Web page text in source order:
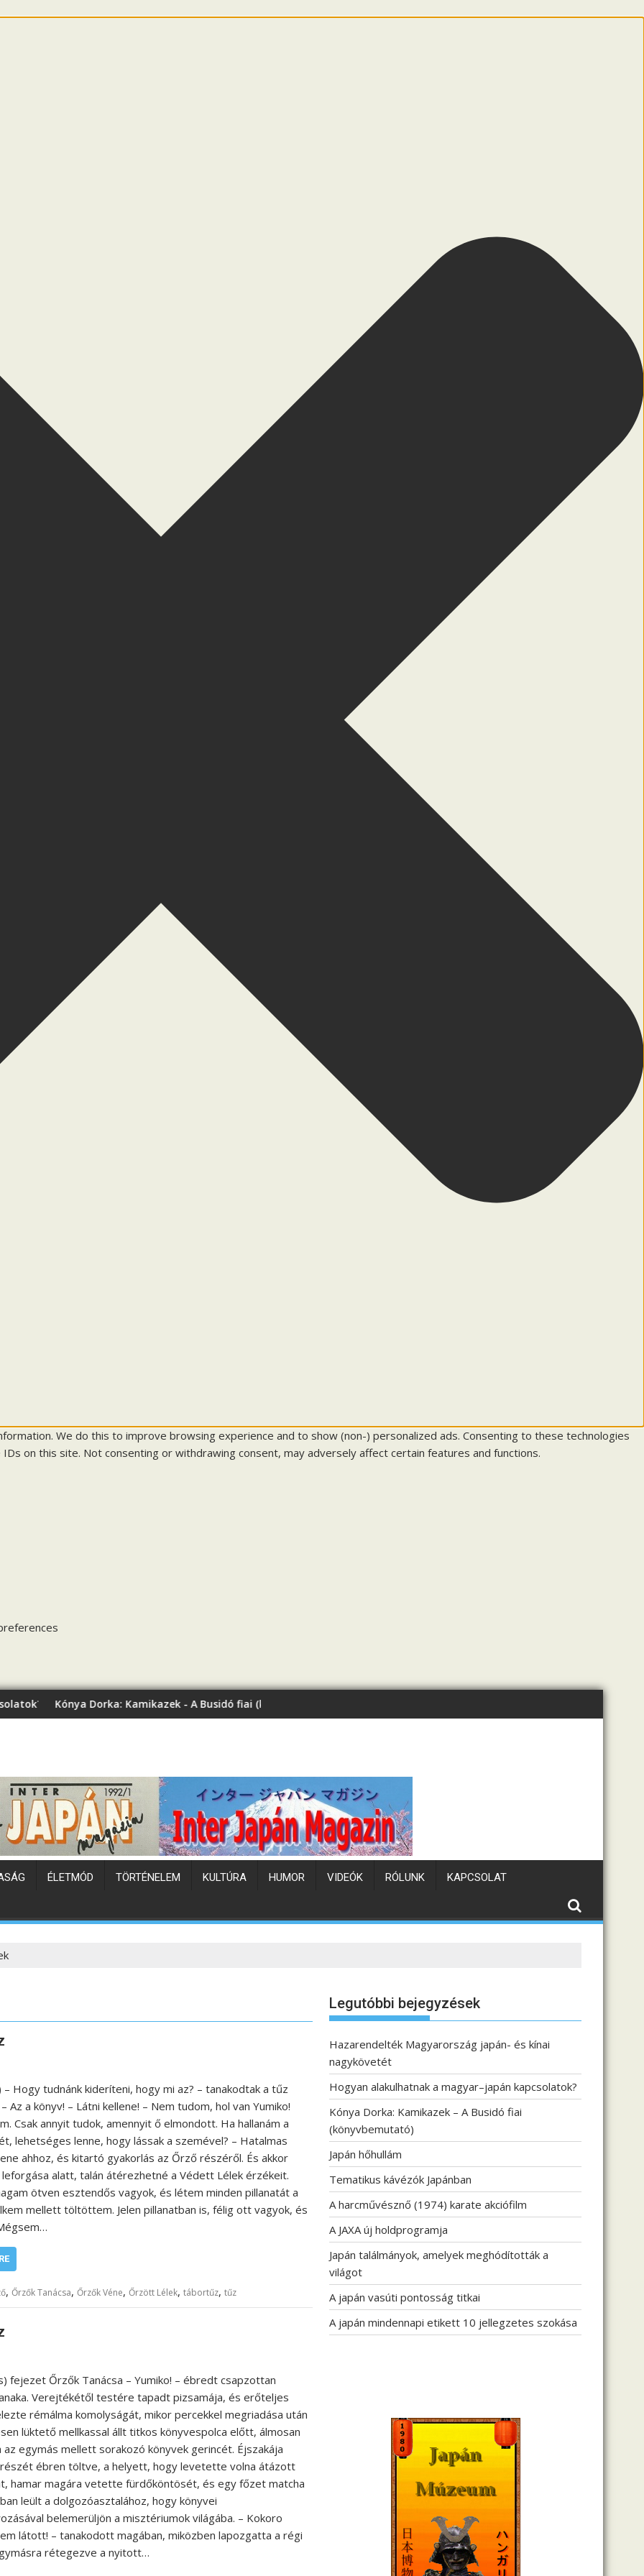
We do this to improve browsing experience and to show (non-) personalized ads. Consenting to these technologies
on this site. Not consenting or withdrawing consent, may adversely affect certain features and functions.
Kamikazek - A Busidó fiai (könyvbemutató)Japán hőhullám
ÉLETMÓD TÖRTÉNELEM KULTÚRA HUMOR VIDEÓK RÓLUNK KAPCSOLAT
Hogy tudnánk kideríteni, hogy mi az? – tanakodtak a tűz
Az a könyv! – Látni kellene! – Nem tudom, hol van Yumiko!
Csak annyit tudok, amennyit ő elmondott. Ha hallanám a
lehetséges lenne, hogy lássak a szemével? – Hatalmas
ahhoz, és kitartó gyakorlás az Őrző részéről. És akkor
alatt, talán átérezhetné a Védett Lélek érzékeit.
ötven esztendős vagyok, és létem minden pillanatát a
mellett töltöttem. Jelen pillanatban is, félig ott vagyok, és
, Őrzők Tanácsa, Őrzők Véne, Őrzött Lélek, tábortűz, tűz
fejezet Őrzők Tanácsa – Yumiko! – ébredt csapzottan
Verejtékétől testére tapadt pizsamája, és erőteljes
rémálma komolyságát, mikor percekkel megriadása után
lüktető mellkassal állt titkos könyvespolca előtt, álmosan
egymás mellett sorakozó könyvek gerincét. Éjszakája
ébren töltve, a helyett, hogy levetette volna átázott
hamar magára vetette fürdőköntösét, és egy főzet matcha
leült a dolgozóasztalához, hogy könyvei
belemerüljön a misztériumok világába. – Kokoro
látott! – tanakodott magában, miközben lapozgatta a régi
rétegezve a nyitott…
Legutóbbi bejegyzések
Hazarendelték Magyarország japán- és kínai
nagykövetét
Hogyan alakulhatnak a magyar–japán kapcsolatok?
Kónya Dorka: Kamikazek – A Busidó fiai
(könyvbemutató)
Japán hőhullám
Tematikus kávézók Japánban
A harcművésznő (1974) karate akciófilm
A JAXA új holdprogramja
Japán találmányok, amelyek meghódították a
világot
A japán vasúti pontosság titkai
A japán mindennapi etikett 10 jellegzetes szokása